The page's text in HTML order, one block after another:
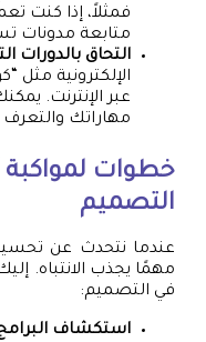
فمثلاً، إذا كنت
متابعة مدونات
التحاق بالدورات
الإلكترونية مثل
عبر الإنترنت.
مهاراتك والتعرف
خطوات لمواكبة
التصميم
عندما نتحدث عن
مهمًا يجذب الانتباه.
في التصميم:
استكشاف البرامج